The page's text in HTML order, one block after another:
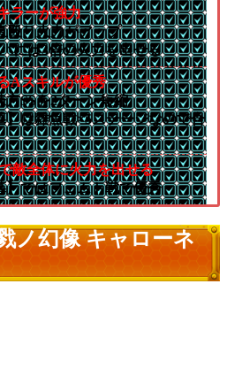
ラーが強力
殴り火力がアップ
には3倍の火力を出せる
Aスキルが優秀
SSを2ターン短縮
は雑魚戦×5ステージなので合
敵全体に火力を出せる
ではフェムト戦で優秀
ノ幻像 キャローネ